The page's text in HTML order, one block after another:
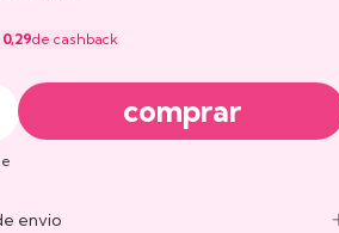
de cashback
envio